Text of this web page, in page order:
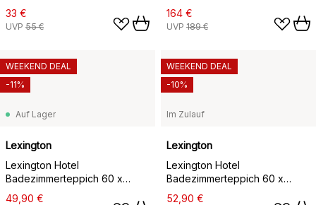
33 €
UVP 55 €
164 €
UVP 189 €
Auf Lager
Lexington
Lexington Hotel
Badezimmerteppich 60 x
90cm, Dark gray
49,90 €
WEEKEND DEAL
-11%
Im Zulauf
Lexington
Lexington Hotel
Badezimmerteppich 60 x
90cm, Weiß
52,90 €
WEEKEND DEAL
-10%